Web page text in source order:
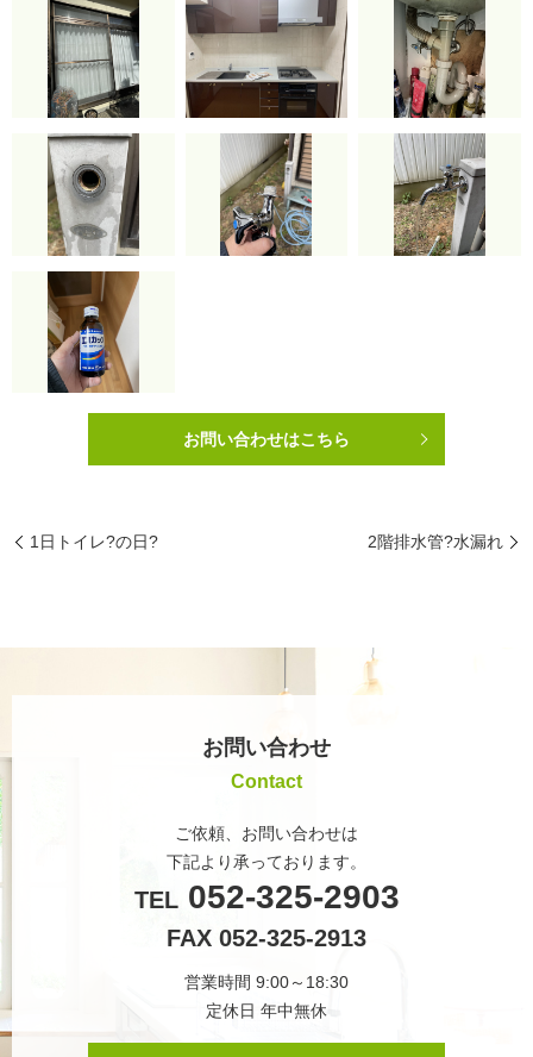
お問い合わせはこちら
1日トイレ?の日? 2階排水管?水漏れ
お問い合わせ
Contact
ご依頼、お問い合わせは
下記より承っております。
TEL052-325-2903
FAX 052-325-2913
営業時間 9:00～18:30
定休日 年中無休